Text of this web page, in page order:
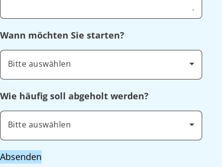
Wann möchten Sie starten?
Bitte auswählen
Wie häufig soll abgeholt werden?
Bitte auswählen
Absenden